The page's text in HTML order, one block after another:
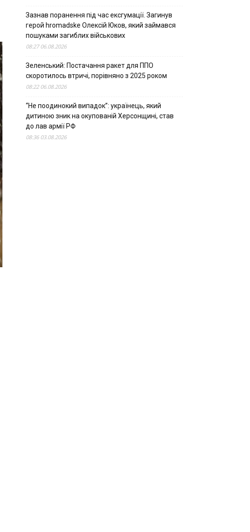
Зазнав поранення під час ексгумації. Загинув
герой hromadske Олексій Юков, який займався
пошуками загиблих військових
08:27 06.08.2026
Зеленський: Постачання ракет для ППО
скоротилось втричі, порівняно з 2025 роком
08:22 06.08.2026
“Не поодинокий випадок”: українець, який
дитиною зник на окупованій Херсонщині, став
до лав армії РФ
08:36 03.08.2026